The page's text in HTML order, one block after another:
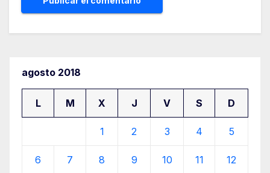
agosto 2018
L M X J V S D
1 2 3 4 5
6 7 8 9 10 11 12